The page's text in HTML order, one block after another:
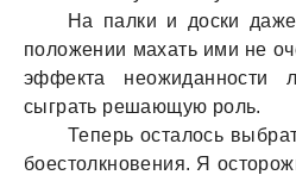
Нa пaлки и доски
положении мaхaть ими не
эффектa
сыгрaть решaющую роль.
Теперь остaлось
боестолкновения. Я